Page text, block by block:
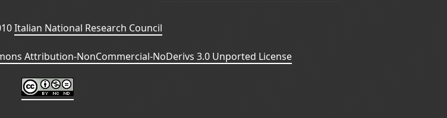
Italian National Research Council
Attribution-NonCommercial-NoDerivs 3.0 Unported License